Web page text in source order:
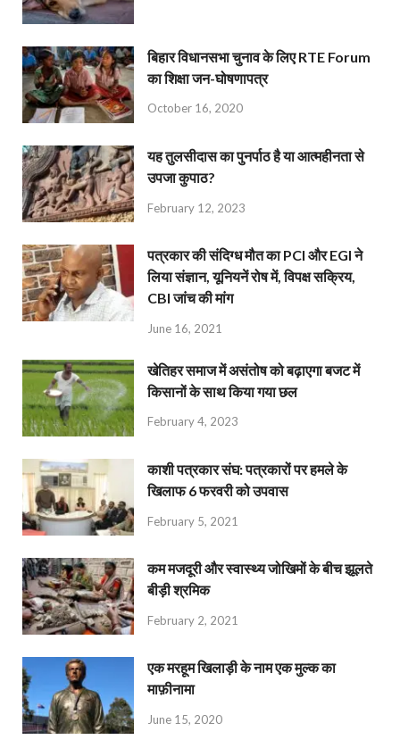
बिहार विधानसभा चुनाव के लिए RTE Forum
का शिक्षा जन-घोषणापत्र
October 16, 2020
यह तुलसीदास का पुनर्पाठ है या आत्महीनता से
उपजा कुपाठ?
February 12, 2023
पत्रकार की संदिग्ध मौत का PCI और EGI ने
लिया संज्ञान, यूनियनें रोष में, विपक्ष सक्रिय,
CBI जांच की मांग
June 16, 2021
खेतिहर समाज में असंतोष को बढ़ाएगा बजट में
किसानों के साथ किया गया छल
February 4, 2023
काशी पत्रकार संघ: पत्रकारों पर हमले के
खिलाफ 6 फरवरी को उपवास
February 5, 2021
कम मजदूरी और स्वास्थ्य जोखिमों के बीच झूलते
बीड़ी श्रमिक
February 2, 2021
एक मरहूम खिलाड़ी के नाम एक मुल्क का
माफ़ीनामा
June 15, 2020